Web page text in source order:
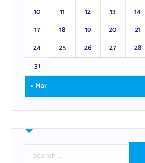
10
11 12 13 14
17
18 19 20 21
24
25 26 27 28
31
« Mar